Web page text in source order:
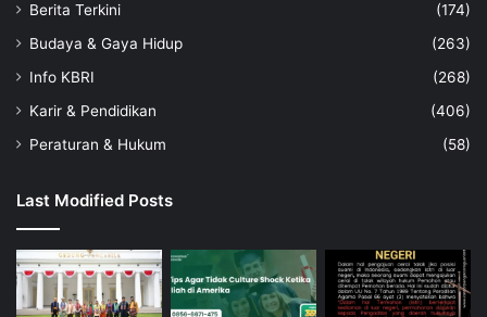
Berita Terkini
(174)
Budaya & Gaya Hidup
(263)
Info KBRI
(268)
Karir & Pendidikan
(406)
Peraturan & Hukum
(58)
Last Modified Posts